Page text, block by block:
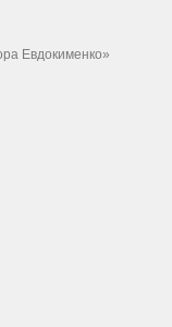
Евдокименко»